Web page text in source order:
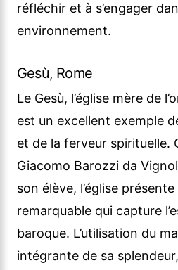
réfléchir et à s’engager
environnement.
Gesù, Rome
Le Gesù, l’église mère de
est un excellent exemple
et de la ferveur spirituelle.
Giacomo Barozzi da
son élève, l’église
remarquable qui capture
baroque. L’utilisation du
intégrante de sa